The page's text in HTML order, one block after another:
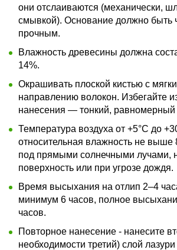
они отслаиваются (механически,
смывкой). Основание должно быть
прочным.
Влажность древесины должна
14%.
Окрашивать плоской кистью с
направлению волокон. Избегайте
нанесения — тонкий, равномерный
Температура воздуха от +5°C до
относительная влажность не выше
под прямыми солнечными лучами,
поверхность или при угрозе дождя.
Время высыхания на отлип 2–4
минимум 6 часов, полное
часов.
Повторное нанесение - нанесите
необходимости третий) слой